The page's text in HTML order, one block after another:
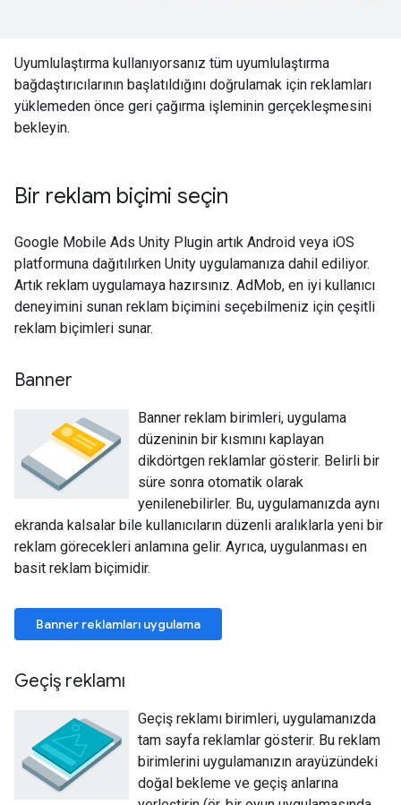
Uyumlulaştırma kullanıyorsanız tüm uyumlulaştırma
bağdaştırıcılarının başlatıldığını doğrulamak için reklamları
yüklemeden önce geri çağırma işleminin gerçekleşmesini
bekleyin.
Bir reklam biçimi seçin
Google Mobile Ads Unity Plugin artık Android veya iOS
platformuna dağıtılırken Unity uygulamanıza dahil ediliyor.
Artık reklam uygulamaya hazırsınız. AdMob, en iyi kullanıcı
deneyimini sunan reklam biçimini seçebilmeniz için çeşitli
reklam biçimleri sunar.
Banner
Banner reklam birimleri, uygulama
düzeninin bir kısmını kaplayan
dikdörtgen reklamlar gösterir. Belirli bir
süre sonra otomatik olarak
yenilenebilirler. Bu, uygulamanızda aynı
ekranda kalsalar bile kullanıcıların düzenli aralıklarla yeni bir
reklam görecekleri anlamına gelir. Ayrıca, uygulanması en
basit reklam biçimidir.
Banner reklamları uygulama
Geçiş reklamı
Geçiş reklamı birimleri, uygulamanızda
tam sayfa reklamlar gösterir. Bu reklam
birimlerini uygulamanızın arayüzündeki
doğal bekleme ve geçiş anlarına